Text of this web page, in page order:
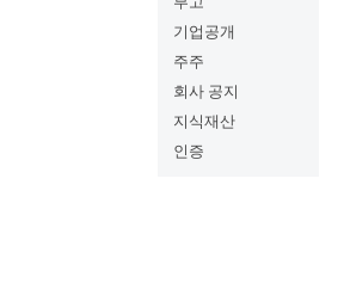
기업공개
주주
회사 공지
지식재산
인증